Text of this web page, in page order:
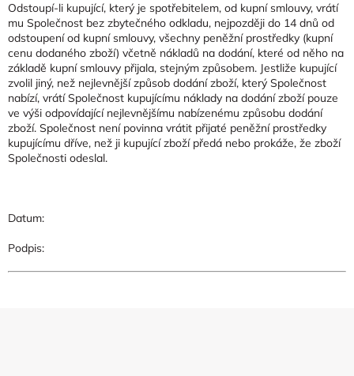
Odstoupí-li kupující, který je spotřebitelem, od kupní smlouvy, vrátí
mu Společnost bez zbytečného odkladu, nejpozději do 14 dnů od
odstoupení od kupní smlouvy, všechny peněžní prostředky (kupní
cenu dodaného zboží) včetně nákladů na dodání, které od něho na
základě kupní smlouvy přijala, stejným způsobem. Jestliže kupující
zvolil jiný, než nejlevnější způsob dodání zboží, který Společnost
nabízí, vrátí Společnost kupujícímu náklady na dodání zboží pouze
ve výši odpovídající nejlevnějšímu nabízenému způsobu dodání
zboží. Společnost není povinna vrátit přijaté peněžní prostředky
kupujícímu dříve, než ji kupující zboží předá nebo prokáže, že zboží
Společnosti odeslal.
Datum:
Podpis: